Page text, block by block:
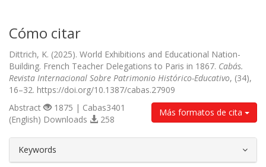
Cómo citar
Dittrich, K. (2025). World Exhibitions and Educational Nation-
Building. French Teacher Delegations to Paris in 1867. Cabás.
Revista Internacional Sobre Patrimonio Histórico-Educativo, (34),
16–32. https://doi.org/10.1387/cabas.27909
Más formatos de cita
Abstract
1875 | Cabas3401
(English) Downloads
258
Keywords